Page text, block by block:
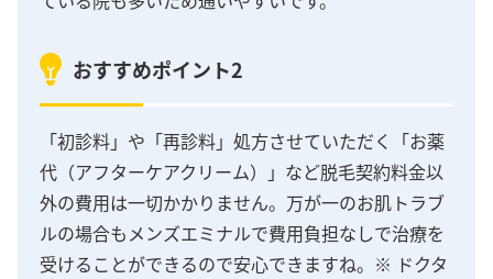
おすすめポイント2
「初診料」や「再診料」処方させていただく「お薬
代（アフターケアクリーム）」など脱毛契約料金以
外の費用は一切かかりません。万が一のお肌トラブ
ルの場合もメンズエミナルで費用負担なしで治療を
受けることができるので安心できますね。※ ドクタ